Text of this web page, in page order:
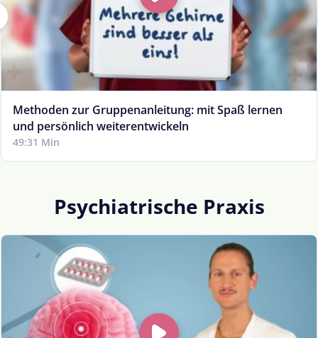
Methoden zur Gruppenanleitung: mit Spaß lernen
und persönlich weiterentwickeln
49:31 Min
Psychiatrische Praxis